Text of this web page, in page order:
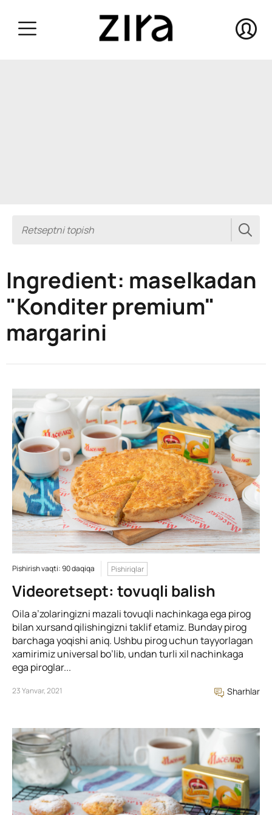
Ingredient: maselkadan
"Konditer premium"
margarini
Pishirish vaqti: 90 daqiqa Pishiriqlar
Videoretsept: tovuqli balish
Oila a’zolaringizni mazali tovuqli nachinkaga ega pirog
bilan xursand qilishingizni taklif etamiz. Bunday pirog
barchaga yoqishi aniq. Ushbu pirog uchun tayyorlagan
xamirimiz universal bo’lib, undan turli xil nachinkaga
ega piroglar...
23 Yanvar, 2021 Sharhlar